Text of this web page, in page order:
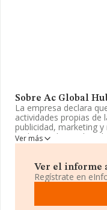
Sobre Ac Global
La empresa declara
actividades propias de
publicidad, marketing
audiovisual, estudios
Limitada. Clasifica su
La empresa española
núm. 47, (28039),
Con los datos a
Ver más
Ver el informe
Regístrate en